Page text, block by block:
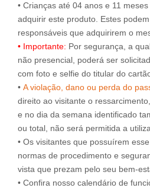
• Crianças até 04 anos e 11
adquirir este produto. Estes
• Importante: Por segurança, a
não presencial, poderá ser
com foto e selfie do titular do
• A violação, dano ou perda do
direito ao visitante o
e no dia da semana identificado
ou total, não será permitida a
• Os visitantes que possuírem
normas de procedimento e
vista que prezam pelo seu bem-
• Confira nosso calendário de